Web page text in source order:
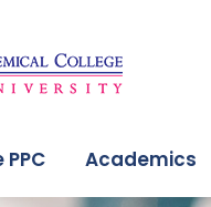
Academics